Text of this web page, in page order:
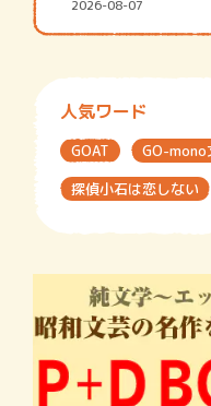
2026-08-07
人気ワード
GOAT GO-mono
探偵小石は恋しない